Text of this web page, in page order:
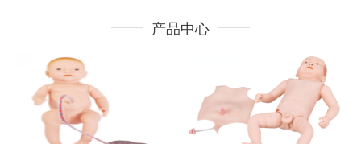
产品中心